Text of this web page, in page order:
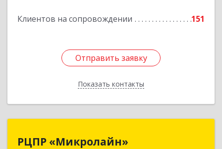
Клиентов на сопровождении 151
Отправить заявку
Показать контакты
Отправить заявку
Назад
РЦПР «Микролайн»
РЦПР «Микролайн»